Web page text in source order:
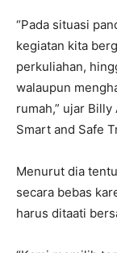
“Pada situasi
kegiatan kita
perkuliahan,
walaupun
rumah,” ujar
Smart and Safe
Menurut dia
secara bebas
harus ditaati